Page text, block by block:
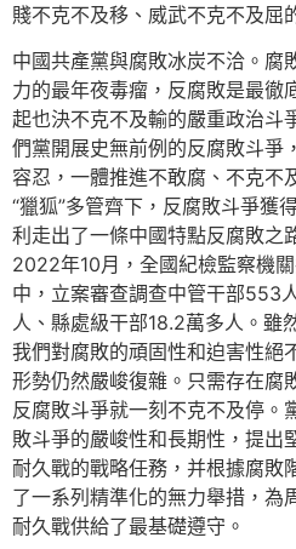
賤不克不及移、威武不克不及屈
中國共產黨與腐敗冰炭不洽。腐
力的最年夜毒瘤，反腐敗是最徹
起也決不克不及輸的嚴重政治斗
們黨開展史無前例的反腐敗斗爭
容忍，一體推進不敢腐、不克不
“獵狐”多管齊下，反腐敗斗爭獲
利走出了一條中國特點反腐敗之
2022年10月，全國紀檢監察機
中，立案審查調查中管干部553
人、縣處級干部18.2萬多人。雖
我們對腐敗的頑固性和迫害性絕
形勢仍然嚴峻復雜。只需存在腐
反腐敗斗爭就一刻不克不及停。
敗斗爭的嚴峻性和長期性，提出
耐久戰的戰略任務，并根據腐敗
了一系列精準化的無力舉措，為
耐久戰供給了最基礎遵守。